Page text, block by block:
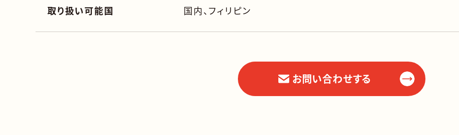
取り扱い可能国 国内、フィリピン
お問い合わせする